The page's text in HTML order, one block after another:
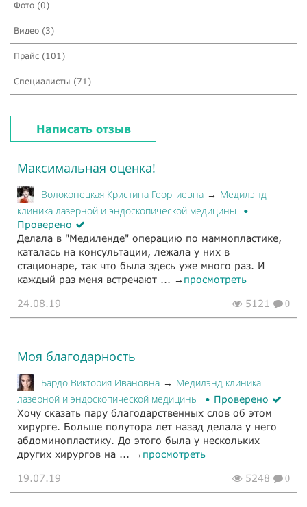
Фото (0)
Видео (3)
Прайс (101)
Специалисты (71)
Написать отзыв
Максимальная оценка!
Волоконецкая Кристина Георгиевна → Медилэнд
клиника лазерной и эндоскопической медицины
Проверено
Делала в "Медиленде" операцию по маммопластике,
каталась на консультации, лежала у них в
стационаре, так что была здесь уже много раз. И
каждый раз меня встречают ... → просмотреть
24.08.19 5121 0
Моя благодарность
Бардо Виктория Ивановна → Медилэнд клиника
лазерной и эндоскопической медицины
Проверено
Хочу сказать пару благодарственных слов об этом
хирурге. Больше полутора лет назад делала у него
абдоминопластику. До этого была у нескольких
других хирургов на ... → просмотреть
19.07.19 5248 0